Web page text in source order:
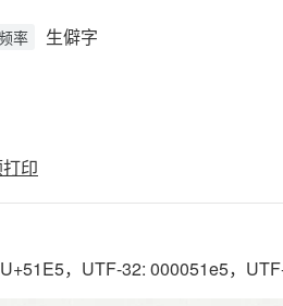
率 生僻字
印
，UTF-32: 000051e5，